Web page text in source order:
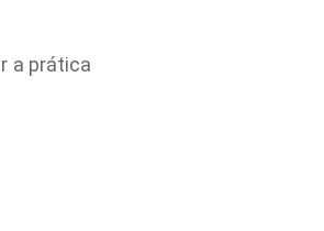
a prática